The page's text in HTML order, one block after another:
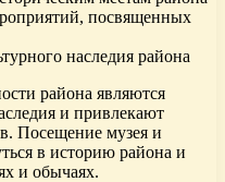
посвященных
наследия района
района являются
и привлекают
Посещение музея и
в историю района и
и обычаях.